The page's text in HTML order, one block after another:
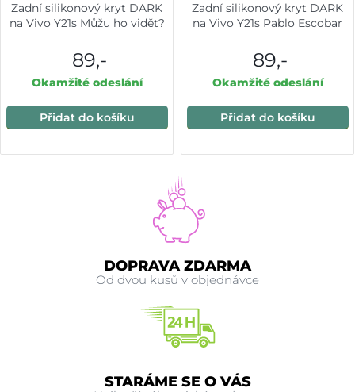
Zadní silikonový kryt DARK
na Vivo Y21s Můžu ho vidět?
89,-
Okamžité odeslání
Přidat do košíku
Zadní silikonový kryt DARK
na Vivo Y21s Pablo Escobar
89,-
Okamžité odeslání
Přidat do košíku
DOPRAVA ZDARMA
Od dvou kusů v objednávce
STARÁME SE O VÁS